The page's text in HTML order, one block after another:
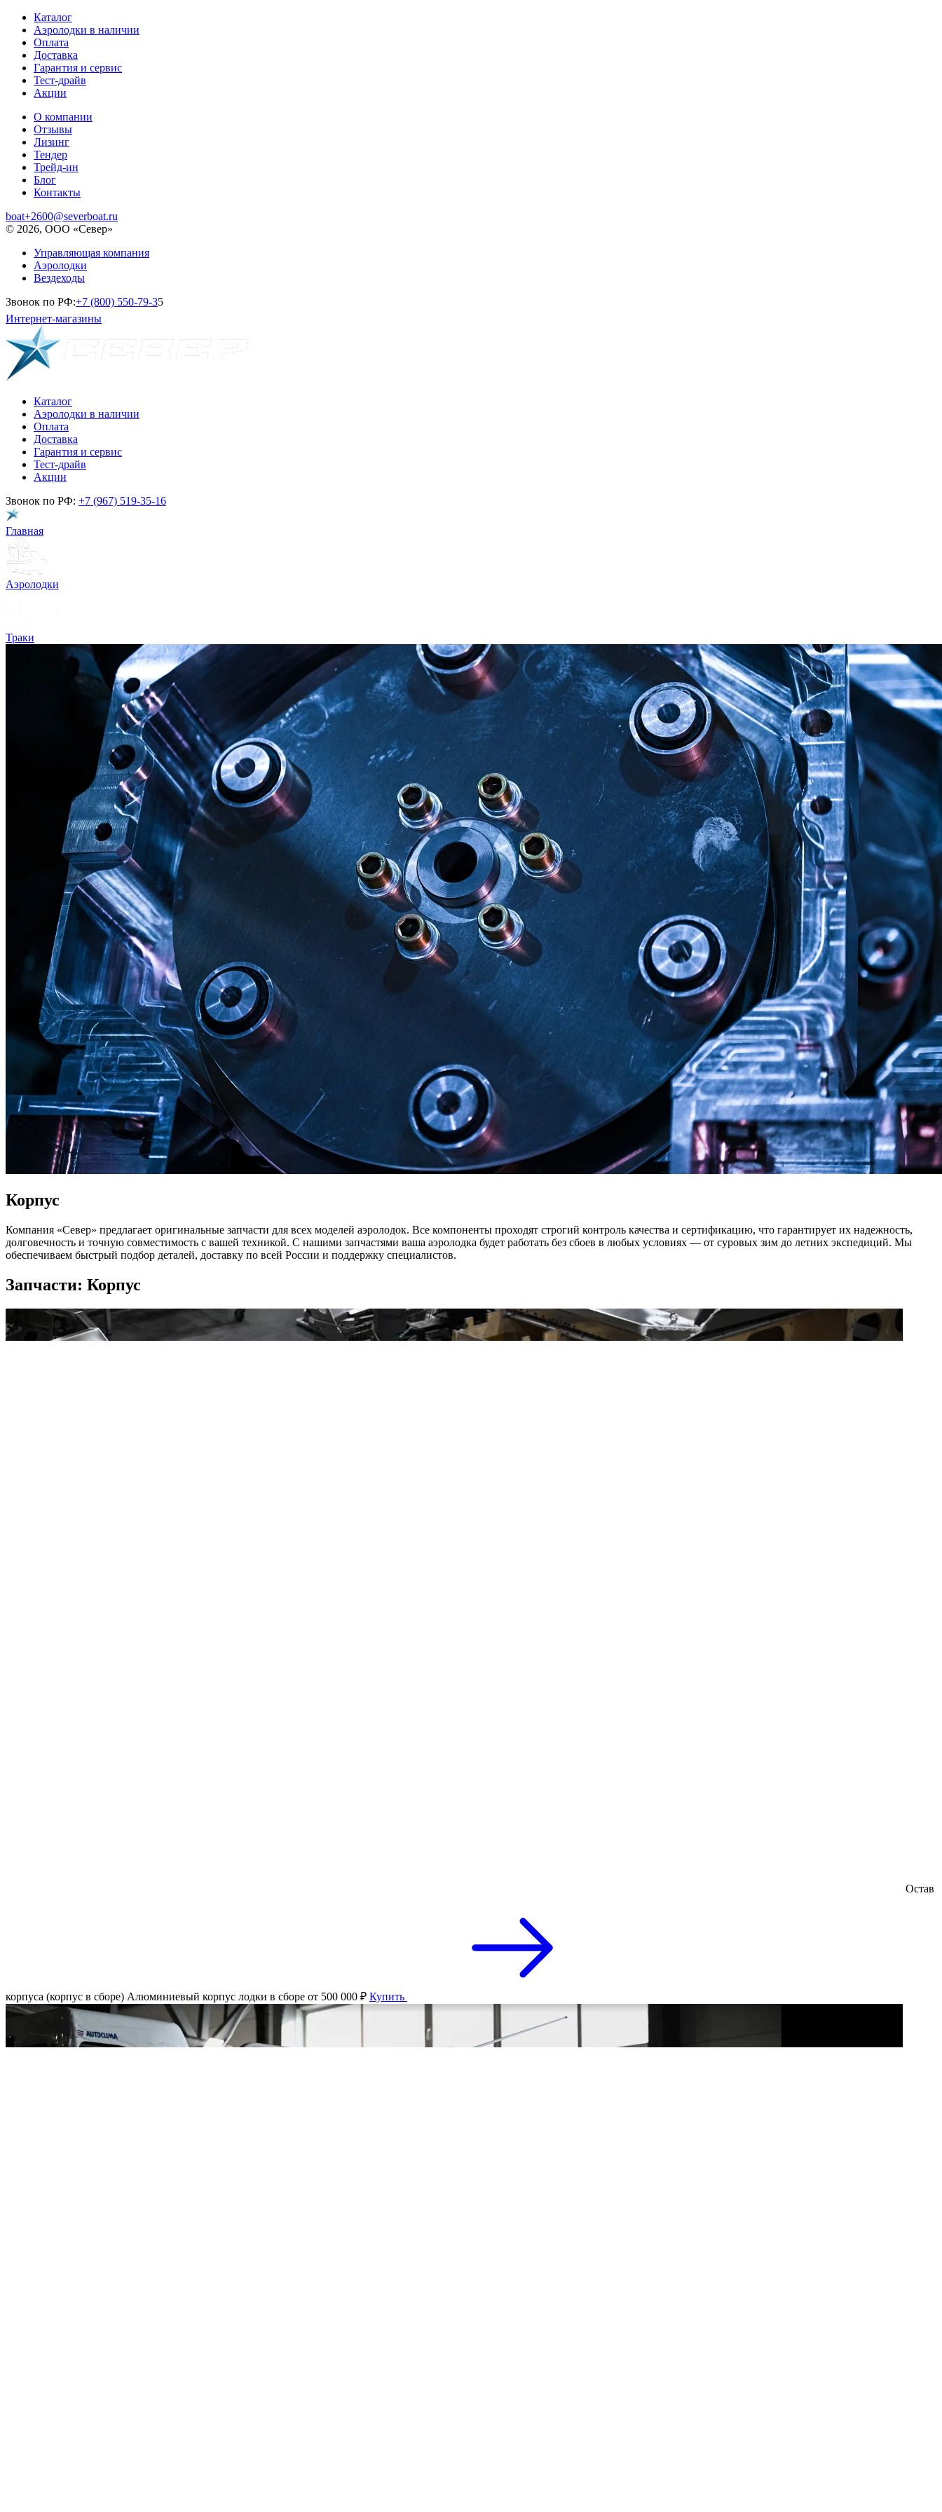
Каталог
Аэролодки в наличии
Оплата
Доставка
Гарантия и сервис
Тест-драйв
Акции
О компании
Отзывы
Лизинг
Тендер
Трейд-ин
Блог
Контакты
boat+2600@severboat.ru
© 2026, ООО «Север»
Управляющая компания
Аэролодки
Вездеходы
Звонок по РФ:+7 (800) 550-79-35
Интернет-магазины
Каталог
Аэролодки в наличии
Оплата
Доставка
Гарантия и сервис
Тест-драйв
Акции
Звонок по РФ: +7 (967) 519-35-16
Главная
Аэролодки
Траки
Корпус
Компания «Север» предлагает оригинальные запчасти для всех моделей аэролодок. Все компоненты проходят строгий контроль качества и сертификацию, что гарантирует их надежность,
долговечность и точную совместимость с вашей техникой. С нашими запчастями ваша аэролодка будет работать без сбоев в любых условиях — от суровых зим до летних экспедиций. Мы
обеспечиваем быстрый подбор деталей, доставку по всей России и поддержку специалистов.
Запчасти: Корпус
Остав
корпуса (корпус в сборе) Алюминиевый корпус лодки в сборе от 500 000 ₽ Купить